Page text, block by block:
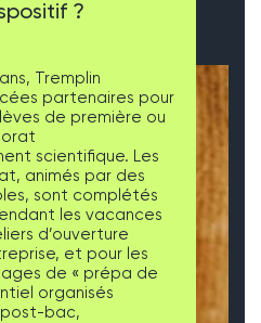
?
Tremplin
partenaires pour
de première ou
scientifique. Les
animés par des
sont complétés
les vacances
d’ouverture
et pour les
de « prépa de
organisés
post-bac,